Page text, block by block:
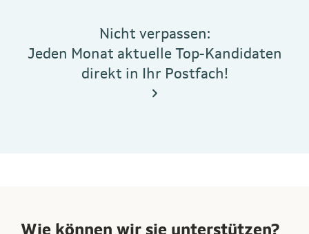
Nicht verpassen:
Jeden Monat aktuelle Top-Kandidaten
direkt in Ihr Postfach!